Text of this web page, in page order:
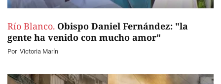
Río Blanco. Obispo Daniel Fernández: "la
gente ha venido con mucho amor"
Por Victoria Marín